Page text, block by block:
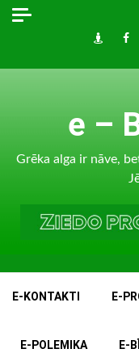
Skip
e –
Grēka alga ir nāve,
E-KONTAKTI E-
E-POLEMIKA E-